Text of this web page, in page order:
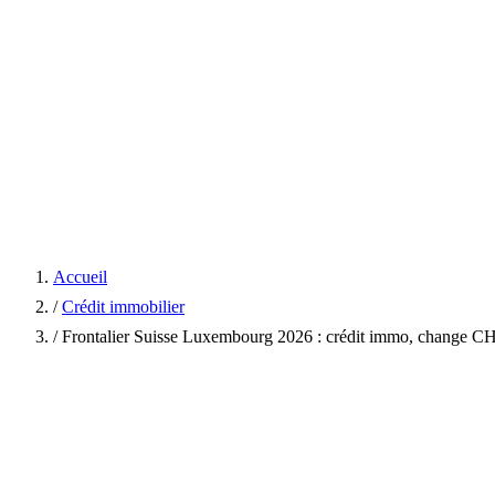
Accueil
/ Crédit immobilier
/ Frontalier Suisse Luxembourg 2026 : crédit immo, change